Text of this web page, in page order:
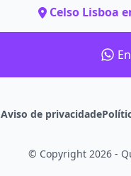
Celso Lisboa
Aviso de privacidade
© Copyright 2026 -